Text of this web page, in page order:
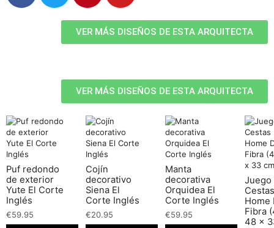
VER MÁS DISEÑOS DE ESTA ARQUITECTA
VER MÁS DISEÑOS DE ESTA ARQUITECTA
Puf redondo
de exterior
Yute El Corte
Inglés
€59.95
Cojín
decorativo
Siena El
Corte Inglés
€20.95
Manta
decorativa
Orquidea El
Corte Inglés
€59.95
Juego
Home
Fibra
48 x